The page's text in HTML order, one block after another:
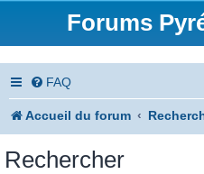
Forums
FAQ
Accueil du forum
Rechercher